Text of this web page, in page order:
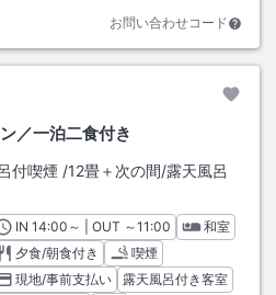
お問い合わせコード
／一泊二食付き
付喫煙 /12畳＋次の間/露天風呂
INチェックイン
14:00 ～ | OUT チェックアウト
～11:00
和室
夕食/朝食付き
喫煙
現地/事前支払い
露天風呂付き客室